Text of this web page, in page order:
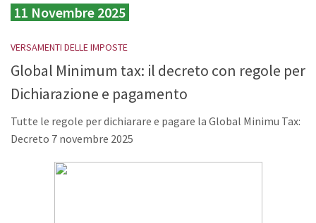
11 Novembre 2025
VERSAMENTI DELLE IMPOSTE
Global Minimum tax: il decreto con regole per
Dichiarazione e pagamento
Tutte le regole per dichiarare e pagare la Global Minimu Tax:
Decreto 7 novembre 2025